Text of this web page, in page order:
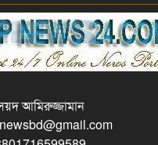
আমিরুজ্জামান